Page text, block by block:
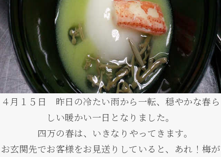
４月１５日 昨日の冷たい雨から一転、穏やかな春ら
しい暖かい一日となりました。
四万の春は、いきなりやってきます。
お玄関先でお客様をお見送りしていると、あれ！梅が